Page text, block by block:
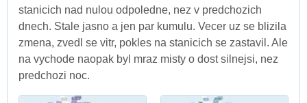
stanicich nad nulou odpoledne, nez v predchozich
dnech. Stale jasno a jen par kumulu. Vecer uz se blizila
zmena, zvedl se vitr, pokles na stanicich se zastavil. Ale
na vychode naopak byl mraz misty o dost silnejsi, nez
predchozi noc.